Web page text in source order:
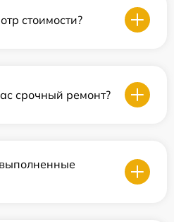
стоимости?
срочный ремонт?